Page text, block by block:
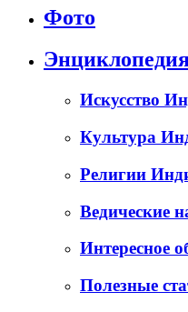
Фото
Искусство
Культура
Религии
Ведические
Интересное
Полезные